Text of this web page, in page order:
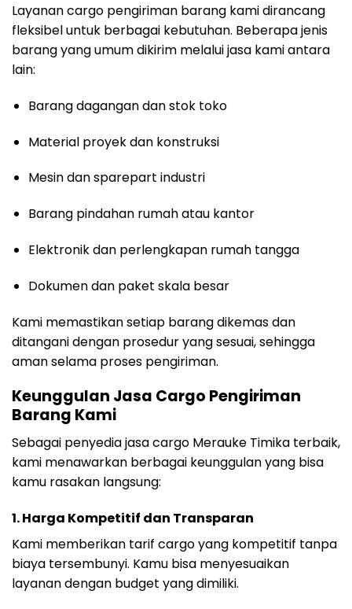
Layanan cargo pengiriman barang kami dirancang
fleksibel untuk berbagai kebutuhan. Beberapa jenis
barang yang umum dikirim melalui jasa kami antara
lain:
Barang dagangan dan stok toko
Material proyek dan konstruksi
Mesin dan sparepart industri
Barang pindahan rumah atau kantor
Elektronik dan perlengkapan rumah tangga
Dokumen dan paket skala besar
Kami memastikan setiap barang dikemas dan
ditangani dengan prosedur yang sesuai, sehingga
aman selama proses pengiriman.
Keunggulan Jasa Cargo Pengiriman
Barang Kami
Sebagai penyedia jasa cargo Merauke Timika terbaik,
kami menawarkan berbagai keunggulan yang bisa
kamu rasakan langsung:
1. Harga Kompetitif dan Transparan
Kami memberikan tarif cargo yang kompetitif tanpa
biaya tersembunyi. Kamu bisa menyesuaikan
layanan dengan budget yang dimiliki.